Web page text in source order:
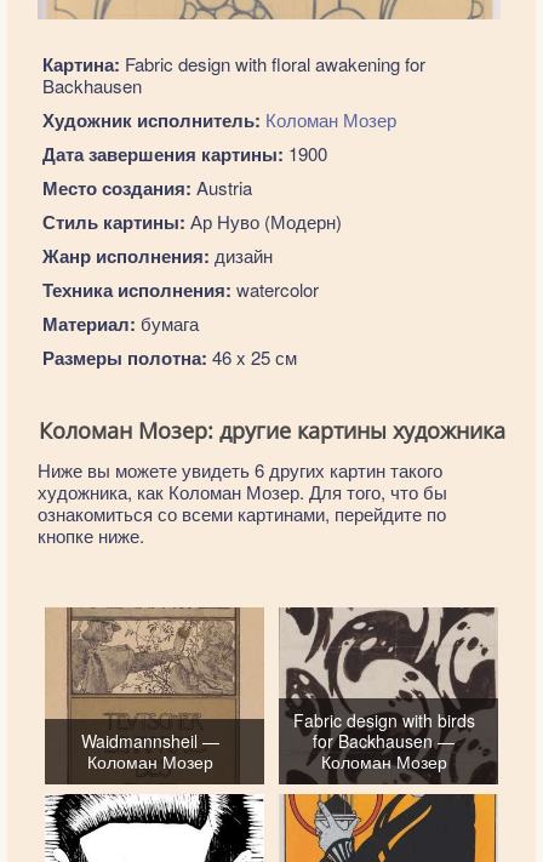
Картина: Fabric design with floral awakening for
Backhausen
Художник исполнитель: Коломан Мозер
Дата завершения картины: 1900
Место создания: Austria
Стиль картины: Ар Нуво (Модерн)
Жанр исполнения: дизайн
Техника исполнения: watercolor
Материал: бумага
Размеры полотна: 46 x 25 см
Коломан Мозер: другие картины художника
Ниже вы можете увидеть 6 других картин такого
художника, как Коломан Мозер. Для того, что бы
ознакомиться со всеми картинами, перейдите по
кнопке ниже.
Waidmannsheil —
Коломан Мозер
Fabric design with birds
for Backhausen —
Коломан Мозер